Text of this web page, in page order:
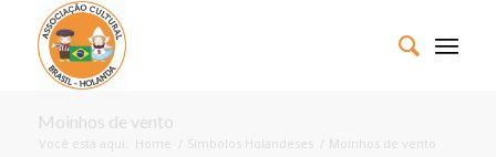
Moinhos de vento
Você está aqui: Home / Símbolos Holandeses / Moinhos de vento